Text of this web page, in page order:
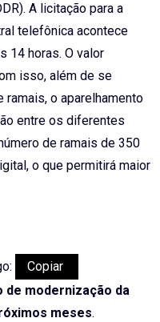
A licitação para a
telefônica acontece
14 horas. O valor
isso, além de se
ramais, o aparelhamento
entre os diferentes
de ramais de 350
o que permitirá maior
Copiar
de modernização da
meses.